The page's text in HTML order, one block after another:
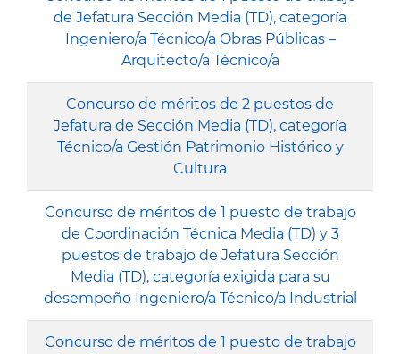
de Jefatura Sección Media (TD), categoría
Ingeniero/a Técnico/a Obras Públicas –
Arquitecto/a Técnico/a
Concurso de méritos de 2 puestos de
Jefatura de Sección Media (TD), categoría
Técnico/a Gestión Patrimonio Histórico y
Cultura
Concurso de méritos de 1 puesto de trabajo
de Coordinación Técnica Media (TD) y 3
puestos de trabajo de Jefatura Sección
Media (TD), categoría exigida para su
desempeño Ingeniero/a Técnico/a Industrial
Concurso de méritos de 1 puesto de trabajo